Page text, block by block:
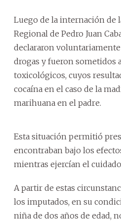
Luego de la internación de
Regional de Pedro Juan
declararon
drogas y fueron sometidos
toxicológicos, cuyos
cocaína en el caso de la
marihuana en el padre.
Esta situación permitió
encontraban bajo los
mientras ejercían el
A partir de estas
los imputados, en su
niña de dos años de edad,